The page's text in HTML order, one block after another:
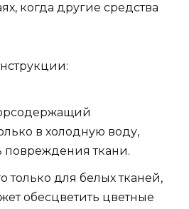
когда другие средства
в холодную воду,
повреждения ткани.
только для белых тканей,
обесцветить цветные